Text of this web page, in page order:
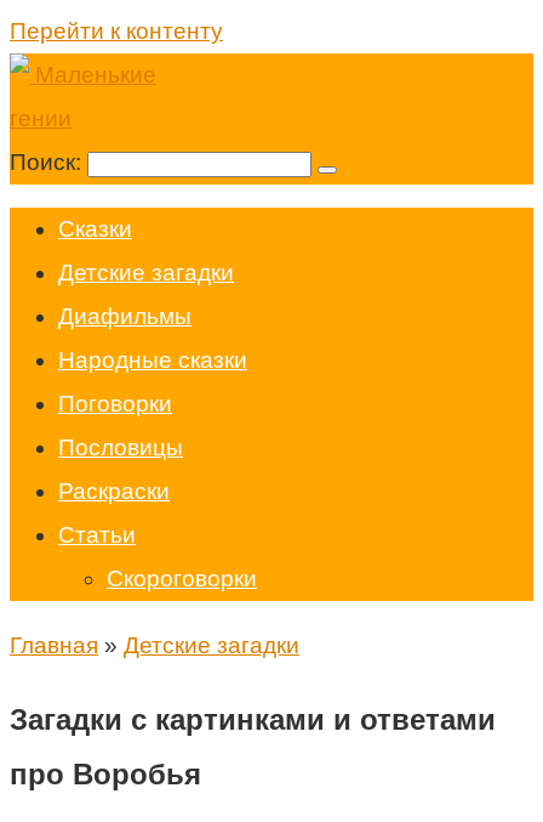
Перейти к контенту
Поиск:
Cказки
Детские загадки
Диафильмы
Народные сказки
Поговорки
Пословицы
Раскраски
Статьи
Скороговорки
Главная » Детские загадки
Загадки с картинками и ответами
про Воробья